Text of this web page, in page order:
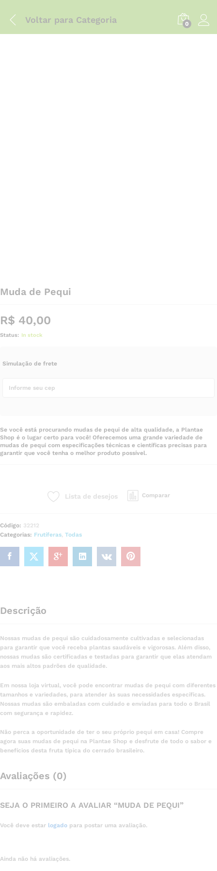
Voltar para Categoria 0
Muda de Pequi
R$ 40,00
Status: In stock
Simulação de frete
Se você está procurando mudas de pequi de alta qualidade, a Plantae
Shop é o lugar certo para você! Oferecemos uma grande variedade de
mudas de pequi com especificações técnicas e científicas precisas para
garantir que você tenha o melhor produto possível.
Lista de desejos Comparar
Código: 32212
Categorias: Frutíferas, Todas
Descrição
Nossas mudas de pequi são cuidadosamente cultivadas e selecionadas
para garantir que você receba plantas saudáveis e vigorosas. Além disso,
nossas mudas são certificadas e testadas para garantir que elas atendam
aos mais altos padrões de qualidade.
Em nossa loja virtual, você pode encontrar mudas de pequi com diferentes
tamanhos e variedades, para atender às suas necessidades específicas.
Nossas mudas são embaladas com cuidado e enviadas para todo o Brasil
com segurança e rapidez.
Não perca a oportunidade de ter o seu próprio pequi em casa! Compre
agora suas mudas de pequi na Plantae Shop e desfrute de todo o sabor e
benefícios desta fruta típica do cerrado brasileiro.
Avaliações (0)
SEJA O PRIMEIRO A AVALIAR “MUDA DE PEQUI”
Você deve estar logado para postar uma avaliação.
Ainda não há avaliações.